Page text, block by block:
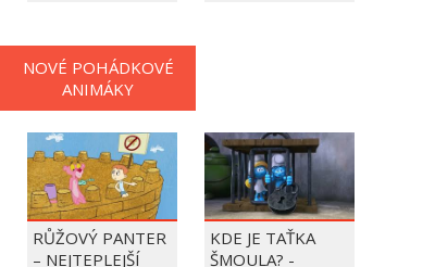
NOVÉ POHÁDKOVÉ
ANIMÁKY
RŮŽOVÝ PANTER
– NEJTEPLEJŠÍ
KDE JE TAŤKA
ŠMOULA? -